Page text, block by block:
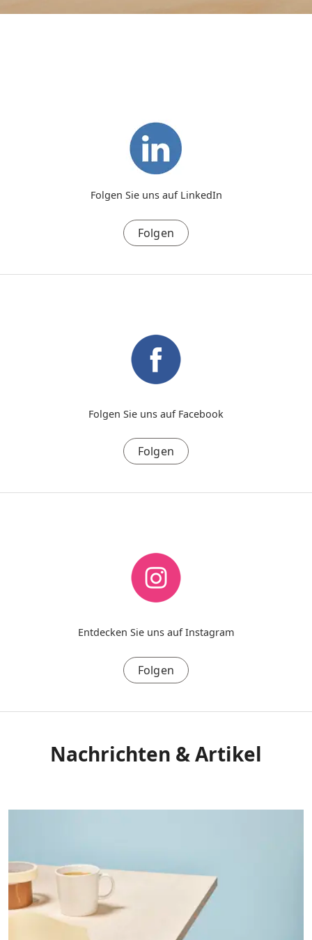
Folgen Sie uns auf LinkedIn
Folgen
Folgen Sie uns auf Facebook
Folgen
Entdecken Sie uns auf Instagram
Folgen
Nachrichten & Artikel